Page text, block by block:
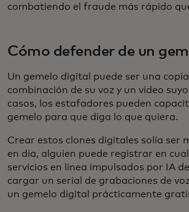
combatiendo el fraude más rápido
Cómo defender de un
Un gemelo digital puede ser una
combinación de su voz y un video
casos, los estafadores pueden
gemelo para que diga lo que quiera.
Crear estos clones digitales solía ser
en día, alguien puede registrar en
servicios en línea impulsados por IA
cargar un serial de grabaciones de
un gemelo digital prácticamente